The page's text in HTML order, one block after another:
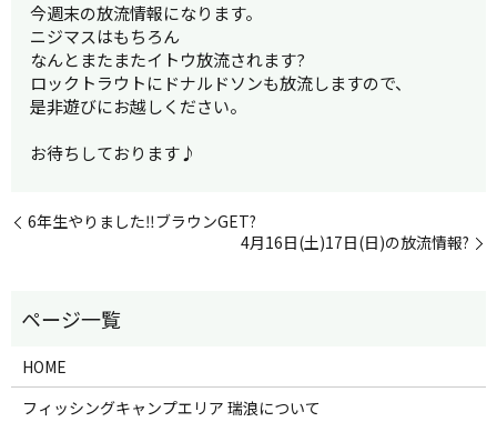
今週末の放流情報になります。
ニジマスはもちろん
なんとまたまたイトウ放流されます?
ロックトラウトにドナルドソンも放流しますので、
是非遊びにお越しください。
お待ちしております♪
6年生やりました‼︎ブラウンGET?
4月16日(土)17日(日)の放流情報?
HOME
フィッシングキャンプエリア 瑞浪について